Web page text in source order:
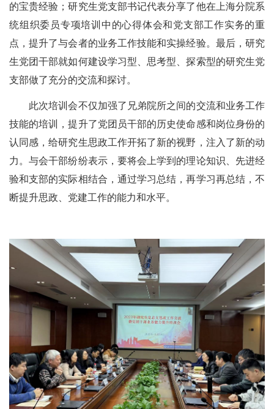
的宝贵经验；研究生党支部书记代表分享了他在上海分院系
统组织委员专项培训中的心得体会和党支部工作实务的重
点，提升了与会者的业务工作技能和实操经验。最后， 研究
生党团干部就如何建设学习型、思考型、探索型的研究生党
支部做了充分的交流和探讨。
此次培训会不仅加强了兄弟院所之间的交流和业务工作
技能的培训，提升了党团员干部的历史使命感和岗位身份的
认同感，给研究生思政工作开拓了新的视野，注入了新的动
力。与会干部纷纷表示，要将会上学到的理论知识、先进经
验和支部的实际相结合，通过学习总结，再学习再总结，不
断提升思政、党建工作的能力和水平。